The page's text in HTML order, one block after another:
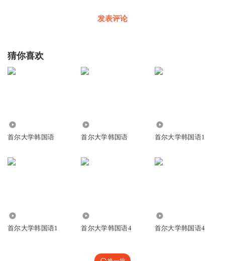
发表评论
猜你喜欢
首尔大学韩国语 首尔大学韩国语 首尔大学韩国语1
首尔大学韩国语1 首尔大学韩国语4 首尔大学韩国语4